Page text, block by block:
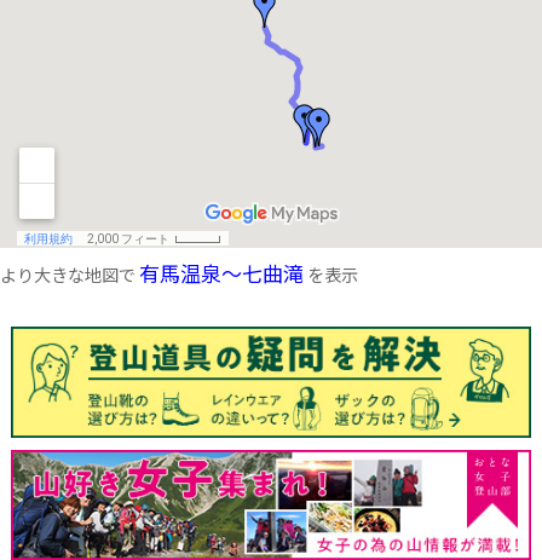
より大きな地図で 有馬温泉～七曲滝 を表示